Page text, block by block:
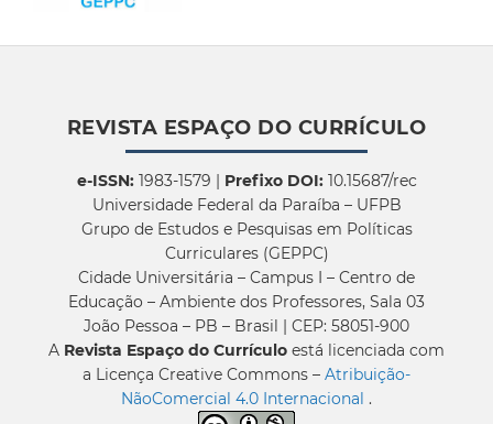
REVISTA ESPAÇO DO CURRÍCULO
e-ISSN:1983-1579 | Prefixo DOI:10.15687/rec
Universidade Federal da Paraíba – UFPB
Grupo de Estudos e Pesquisas em Políticas
Curriculares (GEPPC)
Cidade Universitária – Campus I – Centro de
Educação – Ambiente dos Professores, Sala 03
João Pessoa – PB – Brasil | CEP: 58051-900
A Revista Espaço do Currículo está licenciada com
a Licença Creative Commons – Atribuição-
NãoComercial 4.0 Internacional .